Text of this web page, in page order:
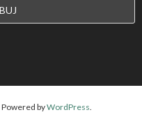
Powered byWordPress.